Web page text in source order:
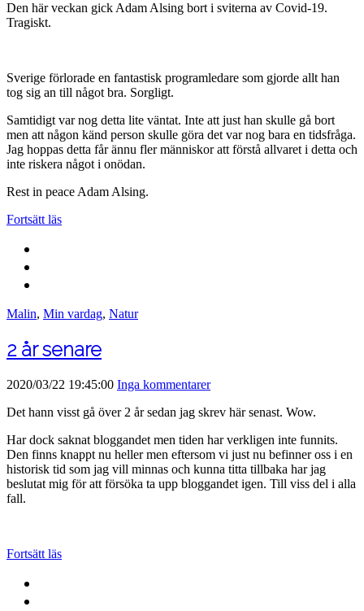
Den här veckan gick Adam Alsing bort i sviterna av Covid-19.
Tragiskt.
Sverige förlorade en fantastisk programledare som gjorde allt han
tog sig an till något bra. Sorgligt.
Samtidigt var nog detta lite väntat. Inte att just han skulle gå bort
men att någon känd person skulle göra det var nog bara en tidsfråga.
Jag hoppas detta får ännu fler människor att förstå allvaret i detta och
inte riskera något i onödan.
Rest in peace Adam Alsing.
Fortsätt läs
Malin, Min vardag, Natur
2 år senare
2020/03/22 19:45:00 Inga kommentarer
Det hann visst gå över 2 år sedan jag skrev här senast. Wow.
Har dock saknat bloggandet men tiden har verkligen inte funnits.
Den finns knappt nu heller men eftersom vi just nu befinner oss i en
historisk tid som jag vill minnas och kunna titta tillbaka har jag
beslutat mig för att försöka ta upp bloggandet igen. Till viss del i alla
fall.
Fortsätt läs